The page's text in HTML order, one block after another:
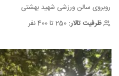
روبروی سالن ورزشی شهید بهشتی
ظرفیت تالار:250 تا 400 نفر